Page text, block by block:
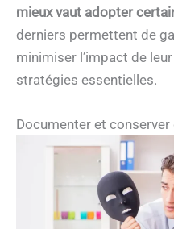
mieux vaut adopter
derniers permettent de
minimiser l’impact de
stratégies essentielles.
Documenter et conserver